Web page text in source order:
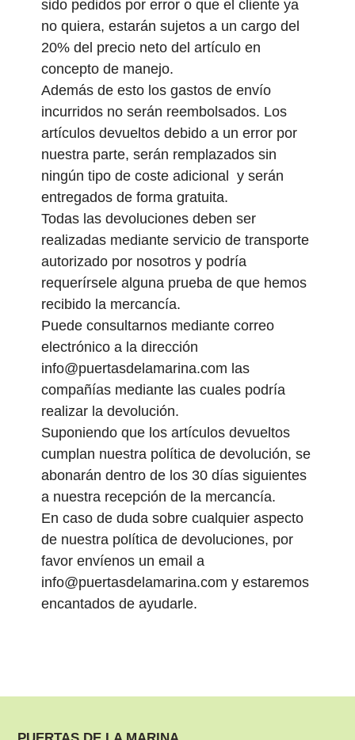
sido pedidos por error o que el cliente ya
no quiera, estarán sujetos a un cargo del
20% del precio neto del artículo en
concepto de manejo.
Además de esto los gastos de envío
incurridos no serán reembolsados. Los
artículos devueltos debido a un error por
nuestra parte, serán remplazados sin
ningún tipo de coste adicional y serán
entregados de forma gratuita.
Todas las devoluciones deben ser
realizadas mediante servicio de transporte
autorizado por nosotros y podría
requerírsele alguna prueba de que hemos
recibido la mercancía.
Puede consultarnos mediante correo
electrónico a la dirección
info@puertasdelamarina.com las
compañías mediante las cuales podría
realizar la devolución.
Suponiendo que los artículos devueltos
cumplan nuestra política de devolución, se
abonarán dentro de los 30 días siguientes
a nuestra recepción de la mercancía.
En caso de duda sobre cualquier aspecto
de nuestra política de devoluciones, por
favor envíenos un email a
info@puertasdelamarina.com y estaremos
encantados de ayudarle.